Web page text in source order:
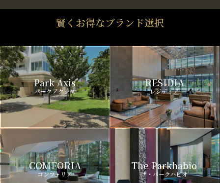
賢くお得なブランド選択
Park Axis
パークアクシス
RESIDIA
レジディア
COMFORIA
コンフォリア
The Parkhabio
ザ・パークハビオ